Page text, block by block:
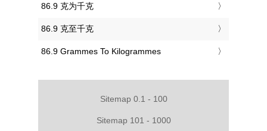
‎86.9 克为千克
‎86.9 克至千克
‎86.9 Grammes To Kilogrammes
Sitemap 0.1 - 100
Sitemap 101 - 1000